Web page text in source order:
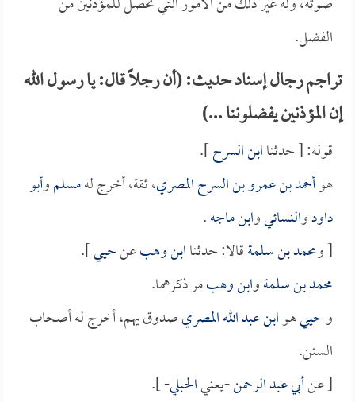
الفضل.
تراجم رجال إسناد حديث: (أن رجلاً قال: يا رسول الله
إن المؤذنين يفضلوننا ...)
قوله: [ حدثناابن السرح].
هوأحمد بن عمرو بن السرح المصري، ثقة، أخرج لهمسلموأبو
داودوالنسائيوابن ماجه.
[ ومحمد بن سلمةقالا: حدثناابن وهبعنحيي].
محمد بن سلمةوابن وهبمر ذكرهما.
وحييهوابن عبد الله المصريصدوق يهم، أخرج له أصحاب
السنن.
[ عنأبي عبد الرحمن-يعنيالحبلي- ].